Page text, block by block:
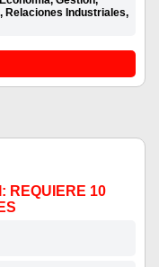
Relaciones Industriales,
REQUIERE 10